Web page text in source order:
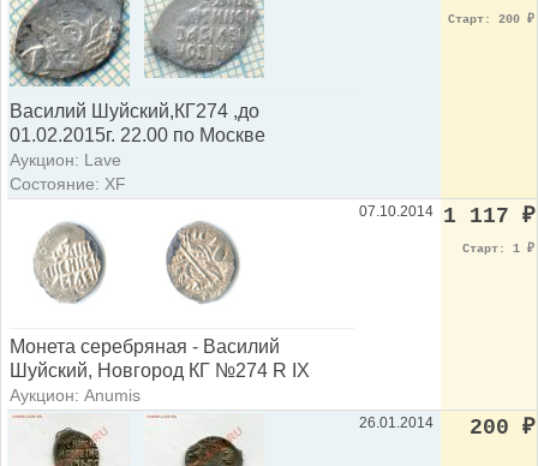
Василий Шуйский,КГ274 ,до
01.02.2015г. 22.00 по Москве
Аукцион: Lave
Состояние: XF
Старт: 200 ₽
Монета серебряная - Василий
Шуйский, Новгород КГ №274 R IX
Аукцион: Anumis
07.10.2014 1 117 ₽
Старт: 1 ₽
26.01.2014 200 ₽